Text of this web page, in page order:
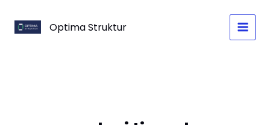
content
Optima Struktur